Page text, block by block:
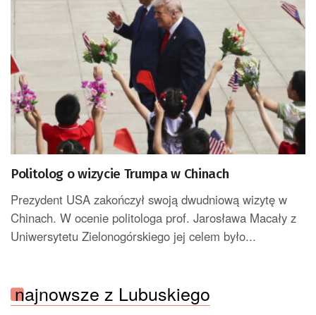
Politolog o wizycie Trumpa w Chinach
Prezydent USA zakończył swoją dwudniową wizytę w
Chinach. W ocenie politologa prof. Jarosława Macały z
Uniwersytetu Zielonogórskiego jej celem było...
najnowsze z Lubuskiego